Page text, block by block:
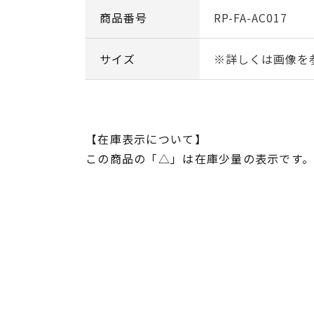
商品番号 RP-FA-AC017
サイズ ※詳しくは画像を
【在庫表示について】
この商品の「△」は在庫少量の表示です。